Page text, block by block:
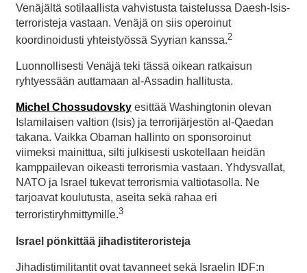
Venäjältä sotilaallista vahvistusta taistelussa Daesh-Isis-
terroristeja vastaan. Venäjä on siis operoinut
koordinoidusti yhteistyössä Syyrian kanssa.2
Luonnollisesti Venäjä teki tässä oikean ratkaisun
ryhtyessään auttamaan al-Assadin hallitusta.
Michel Chossudovsky esittää Washingtonin olevan
Islamilaisen valtion (Isis) ja terrorijärjestön al-Qaedan
takana. Vaikka Obaman hallinto on sponsoroinut
viimeksi mainittua, silti julkisesti uskotellaan heidän
kamppailevan oikeasti terrorismia vastaan. Yhdysvallat,
NATO ja Israel tukevat terrorismia valtiotasolla. Ne
tarjoavat koulutusta, aseita sekä rahaa eri
terroristiryhmittymille.3
Israel pönkittää jihadistiteroristeja
Jihadistimilitantit ovat tavanneet sekä Israelin IDF:n